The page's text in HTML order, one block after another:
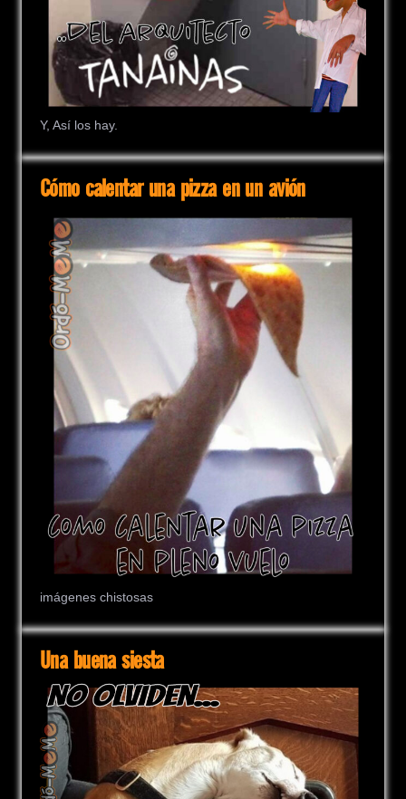
Y, Así los hay.
Cómo calentar una pizza en un avión
imágenes chistosas
Una buena siesta